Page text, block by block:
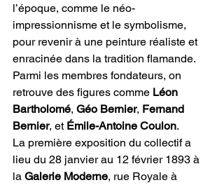
l’époque, comme le néo-
impressionnisme et le symbolisme,
pour revenir à une peinture réaliste et
enracinée dans la tradition flamande.
Parmi les membres fondateurs, on
retrouve des figures comme Léon
Bartholomé, Géo Bernier, Fernand
Bernier, et Émile-Antoine Coulon.
La première exposition du collectif a
lieu du 28 janvier au 12 février 1893 à
la Galerie Moderne, rue Royale à